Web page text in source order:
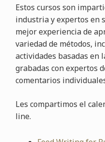
Estos cursos son
industria y expertos en
mejor experiencia de
variedad de métodos,
actividades basadas en
grabadas con expertos
comentarios
Les compartimos el
line.